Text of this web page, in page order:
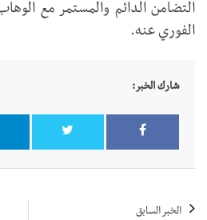
التضامن الدائم والمستمر مع الوهاب
الفوري عنه.
شارك الخبر:
الخبر السابق